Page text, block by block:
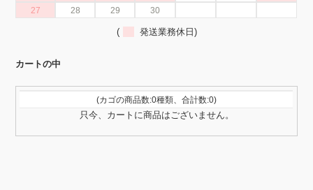
27
28 29 30
( 発送業務休日)
カートの中
(カゴの商品数:0種類、合計数:0)
只今、カートに商品はございません。